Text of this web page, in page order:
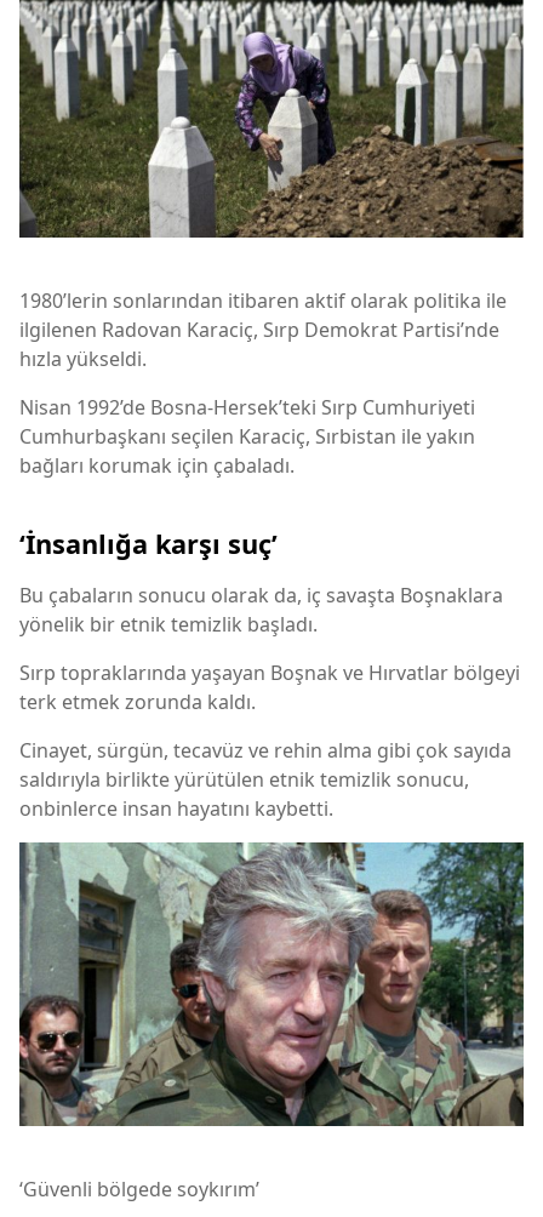
1980’lerin sonlarından itibaren aktif olarak politika ile
ilgilenen Radovan Karaciç, Sırp Demokrat Partisi’nde
hızla yükseldi.
Nisan 1992’de Bosna-Hersek’teki Sırp Cumhuriyeti
Cumhurbaşkanı seçilen Karaciç, Sırbistan ile yakın
bağları korumak için çabaladı.
‘İnsanlığa karşı suç’
Bu çabaların sonucu olarak da, iç savaşta Boşnaklara
yönelik bir etnik temizlik başladı.
Sırp topraklarında yaşayan Boşnak ve Hırvatlar bölgeyi
terk etmek zorunda kaldı.
Cinayet, sürgün, tecavüz ve rehin alma gibi çok sayıda
saldırıyla birlikte yürütülen etnik temizlik sonucu,
onbinlerce insan hayatını kaybetti.
‘Güvenli bölgede soykırım’